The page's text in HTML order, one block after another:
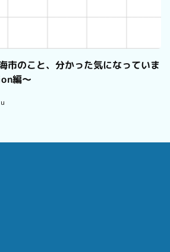
市のこと、分かった気になっていま
編～